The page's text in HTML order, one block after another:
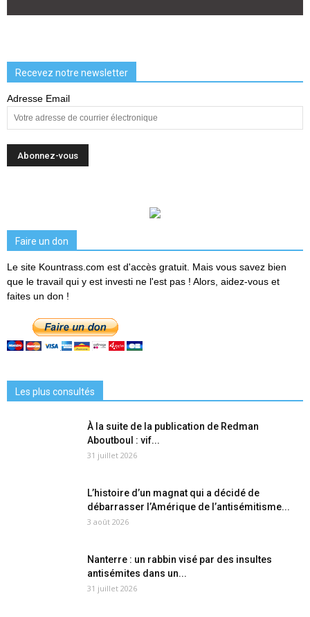
Recevez notre newsletter
Adresse Email
Faire un don
Le site Kountrass.com est d'accès gratuit. Mais vous savez bien
que le travail qui y est investi ne l'est pas ! Alors, aidez-vous et
faites un don !
Les plus consultés
À la suite de la publication de Redman
Aboutboul : vif...
31 juillet 2026
L’histoire d’un magnat qui a décidé de
débarrasser l’Amérique de l’antisémitisme...
3 août 2026
Nanterre : un rabbin visé par des insultes
antisémites dans un...
31 juillet 2026